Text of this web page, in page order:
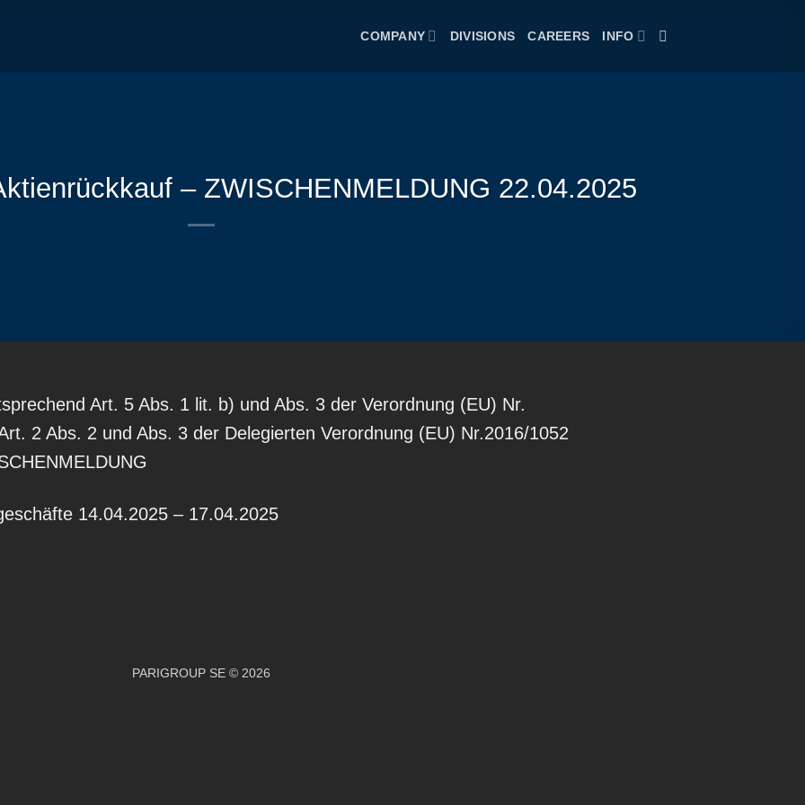
COMPANY DIVISIONS CAREERS INFO
– ZWISCHENMELDUNG 22.04.2025
Art. 5 Abs. 1 lit. b) und Abs. 3 der Verordnung (EU) Nr.
2 Abs. 2 und Abs. 3 der Delegierten Verordnung (EU) Nr.2016/1052
14.04.2025 – 17.04.2025
PARIGROUP SE © 2026